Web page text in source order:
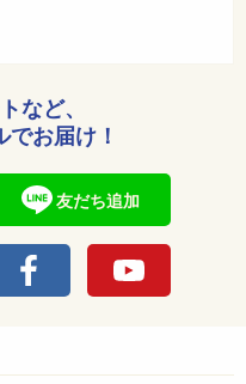
など、
お届け！
友だち追加